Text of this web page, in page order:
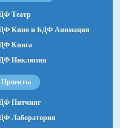
Театр
Кино и БДФ Анимация
Книга
Инклюзия
Проекты
Питчинг
Лаборатория